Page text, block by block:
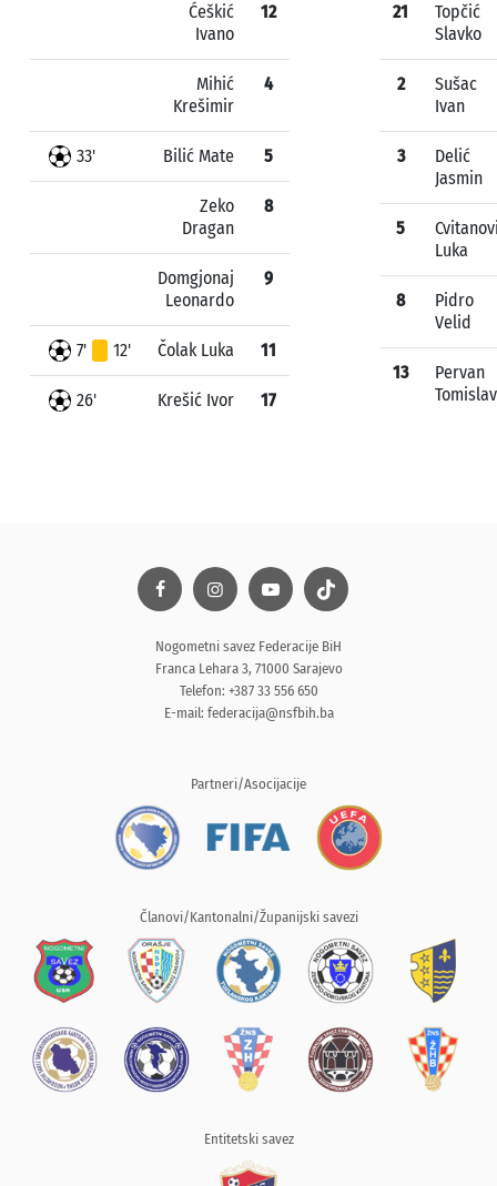
Ćeškić
Ivano
12
Mihić
Krešimir
4
33' Bilić Mate 5
Zeko
Dragan
8
Domgjonaj
Leonardo
9
7' 12' Čolak Luka 11
26' Krešić Ivor 17
21
Topčić
Slavko
2
Sušac
Ivan
3
Delić
Jasmin
5
Luka
8
Pidro
Velid
13
Pervan
Tomislav
Nogometni savez Federacije BiH
Franca Lehara 3, 71000 Sarajevo
Telefon: +387 33 556 650
E-mail: federacija@nsfbih.ba
Partneri/Asocijacije
Članovi/Kantonalni/Županijski savezi
Entitetski savez